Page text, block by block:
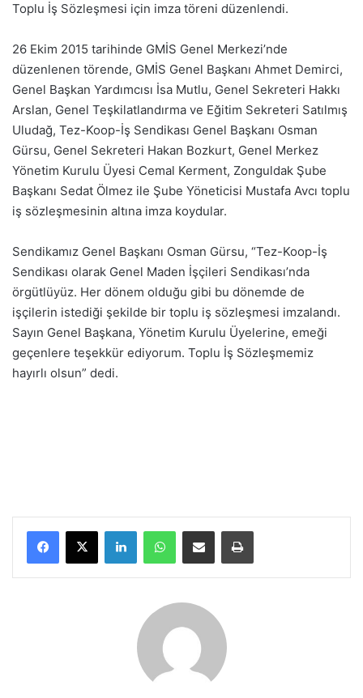
Toplu İş Sözleşmesi için imza töreni düzenlendi.
26 Ekim 2015 tarihinde GMİS Genel Merkezi’nde
düzenlenen törende, GMİS Genel Başkanı Ahmet Demirci,
Genel Başkan Yardımcısı İsa Mutlu, Genel Sekreteri Hakkı
Arslan, Genel Teşkilatlandırma ve Eğitim Sekreteri Satılmış
Uludağ, Tez-Koop-İş Sendikası Genel Başkanı Osman
Gürsu, Genel Sekreteri Hakan Bozkurt, Genel Merkez
Yönetim Kurulu Üyesi Cemal Kerment, Zonguldak Şube
Başkanı Sedat Ölmez ile Şube Yöneticisi Mustafa Avcı toplu
iş sözleşmesinin altına imza koydular.
Sendikamız Genel Başkanı Osman Gürsu, “Tez-Koop-İş
Sendikası olarak Genel Maden İşçileri Sendikası’nda
örgütlüyüz. Her dönem olduğu gibi bu dönemde de
işçilerin istediği şekilde bir toplu iş sözleşmesi imzalandı.
Sayın Genel Başkana, Yönetim Kurulu Üyelerine, emeği
geçenlere teşekkür ediyorum. Toplu İş Sözleşmemiz
hayırlı olsun” dedi.